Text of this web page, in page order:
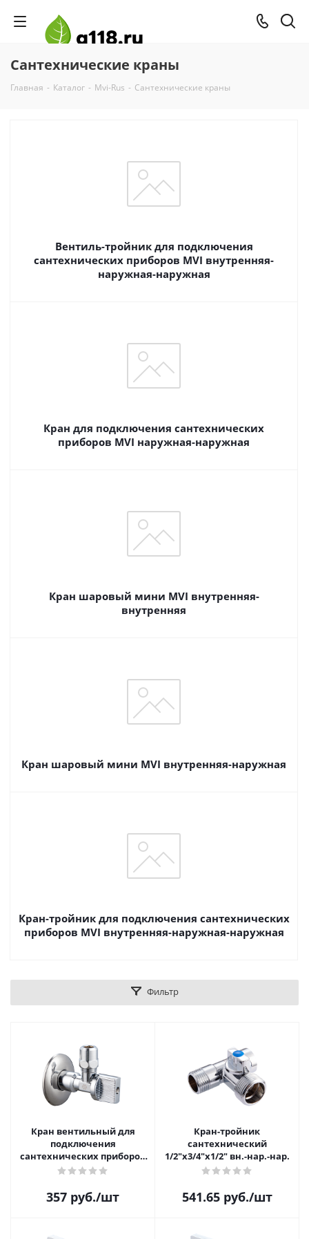
Сантехнические краны
Главная - Каталог - Mvi-Rus - Сантехнические краны
Вентиль-тройник для подключения
сантехнических приборов MVI внутренняя-
наружная-наружная
Кран для подключения сантехнических
приборов MVI наружная-наружная
Кран шаровый мини MVI внутренняя-
внутренняя
Кран шаровый мини MVI внутренняя-наружная
Кран-тройник для подключения сантехнических
приборов MVI внутренняя-наружная-наружная
Фильтр
Кран вентильный для
подключения
сантехнических приборов
MVI 1/2"x3/8" наружная
357 руб./шт
Кран-тройник
сантехнический
1/2"x3/4"x1/2" вн.-нар.-нар.
541.65руб./шт